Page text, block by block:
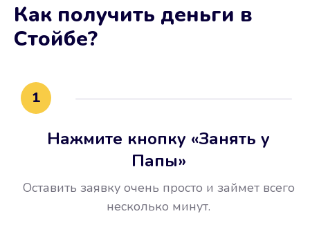
Не потребовались справки, залоги
и поручители. Папа вам доверяет.
Как получить деньги в
Стойбе?
1
Нажмите кнопку «Занять у
Папы»
Оставить заявку очень просто и займет всего
несколько минут.